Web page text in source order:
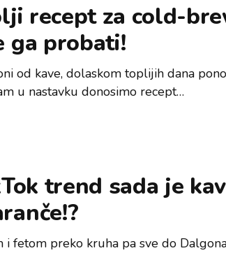
recept za cold-
ga probati!
od kave, dolaskom toplijih dana
u nastavku donosimo recept…
trend sada je
i fetom preko kruha pa sve do